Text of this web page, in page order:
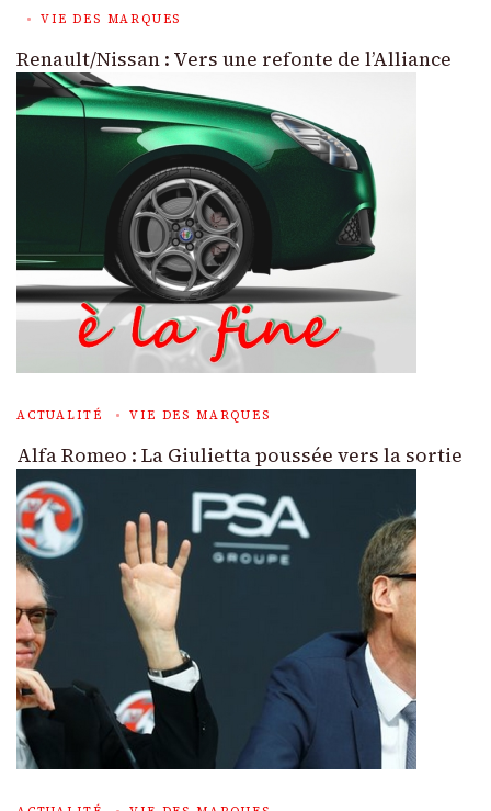
VIE DES MARQUES
Renault/Nissan : Vers une refonte de l’Alliance
ACTUALITÉ VIE DES MARQUES
Alfa Romeo : La Giulietta poussée vers la sortie